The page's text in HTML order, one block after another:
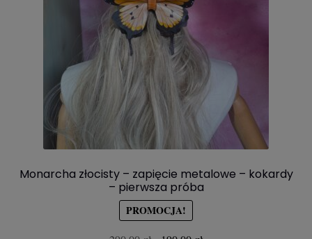
Monarcha złocisty – zapięcie metalowe – kokardy
– pierwsza próba
PROMOCJA!